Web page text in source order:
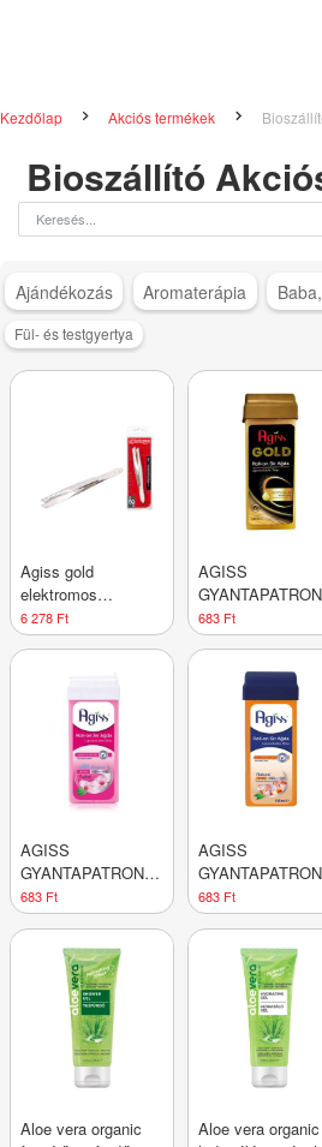
Kezdőlap Akciós termékek
Bioszállító
Ajándékozás Aromaterápia
Fül- és testgyertya
Agiss gold
elektromos
gyantázószett 1 db
6 278 Ft
AGISS
GYANTAPATRON
ARANY
683 Ft
AGISS
GYANTAPATRON
CSERESZNYEVIRÁG
683 Ft
AGISS
GYANTAPATRON
NORMÁL BŐRRE
683 Ft
Aloe vera organic
Aloe vera organic